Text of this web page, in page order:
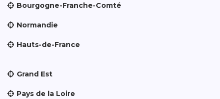
Bourgogne-Franche-Comté
Normandie
Hauts-de-France
Grand Est
Pays de la Loire